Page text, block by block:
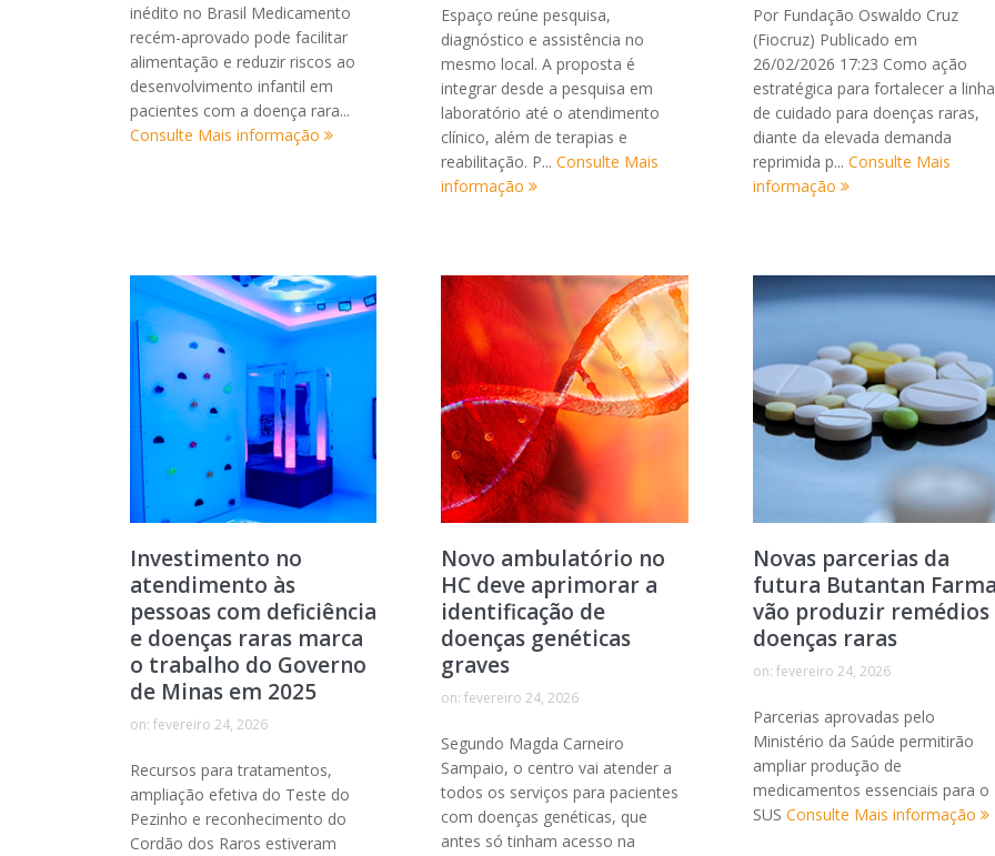
inédito no Brasil Medicamento
recém-aprovado pode facilitar
alimentação e reduzir riscos ao
desenvolvimento infantil em
pacientes com a doença rara...
Consulte Mais informação
Espaço reúne pesquisa,
diagnóstico e assistência no
mesmo local. A proposta é
integrar desde a pesquisa em
laboratório até o atendimento
clínico, além de terapias e
reabilitação. P...Consulte Mais
informação
Por Fundação Oswaldo Cruz
(Fiocruz) Publicado em
26/02/2026 17:23 Como ação
estratégica para fortalecer a linha
de cuidado para doenças raras,
diante da elevada demanda
reprimida p... Consulte Mais
informação
Investimento no
atendimento às
pessoas com deficiência
e doenças raras marca
o trabalho do Governo
de Minas em 2025
on: fevereiro 24, 2026
Recursos para tratamentos,
ampliação efetiva do Teste do
Pezinho e reconhecimento do
Cordão dos Raros estiveram
Novo ambulatório no
HC deve aprimorar a
identificação de
doenças genéticas
graves
on:fevereiro 24, 2026
Segundo Magda Carneiro
Sampaio, o centro vai atender a
todos os serviços para pacientes
com doenças genéticas, que
antes só tinham acesso na
Novas parcerias da
futura Butantan
vão produzir remédios
doenças raras
on: fevereiro 24, 2026
Parcerias aprovadas pelo
Ministério da Saúde permitirão
ampliar produção de
medicamentos essenciais para o
SUS Consulte Mais informação